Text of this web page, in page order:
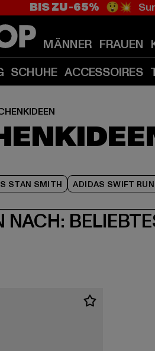
BIS ZU -65% 😲💥
MÄNNER FRAUEN
SCHUHE ACCESSOIRES
STAN SMITH ADIDAS SWIFT RUN
NACH: